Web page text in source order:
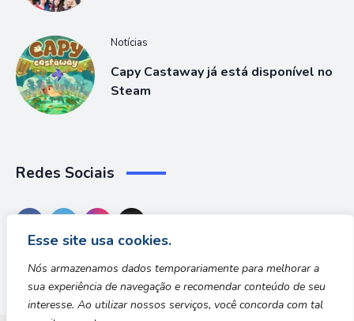
Esse site usa cookies.
Nós armazenamos dados temporariamente para melhorar a
sua experiência de navegação e recomendar conteúdo de seu
interesse. Ao utilizar nossos serviços, você concorda com tal
Notícias
Capy Castaway já está disponível no
Steam
Redes Sociais